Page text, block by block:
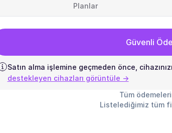
Planlar
Güvenli
Satın alma işlemine geçmeden önce,
destekleyen cihazları görüntüle →
Tüm
Listelediğimiz tüm